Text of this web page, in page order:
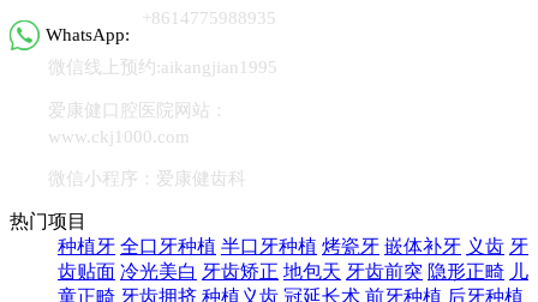
WhatsApp:
+8614775988935
微信线上预约:aikangjian1995
爱康健口腔医院网站：
www.ckj1000.com
微信小程序：爱康健齿科
热门项目
种植牙 全口牙种植 半口牙种植 烤瓷牙 嵌体补牙 义齿 牙
齿贴面 冷光美白 牙齿矫正 地包天 牙齿前突 隐形正畸 儿
童正畸 牙齿拥挤 种植义齿 冠延长术 前牙种植 后牙种植